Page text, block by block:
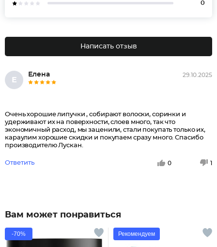
0
Написать отзыв
Е
Елена 29.10.2025
Очень хорошие липучки , собирают волоски, соринки и
удерживают их на поверхности, слоев много, так что
экономичный расход, мы заценили, стали покупать только их,
караулим хорошие скидки и покупаем сразу много. Спасибо
производителю Лускан.
Ответить 0 1
Вам может понравиться
-70% Рекомендуем